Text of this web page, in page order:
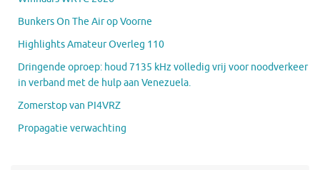
Bunkers On The Air op Voorne
Highlights Amateur Overleg 110
Dringende oproep: houd 7135 kHz volledig vrij voor noodverkeer
in verband met de hulp aan Venezuela.
Zomerstop van PI4VRZ
Propagatie verwachting